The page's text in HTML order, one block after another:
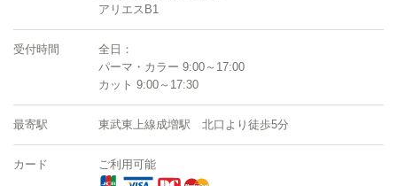
アリエスB1
受付時間
全日：
パーマ・カラー 9:00～17:00
カット 9:00～17:30
最寄駅 東武東上線成増駅 北口より徒歩5分
カード ご利用可能